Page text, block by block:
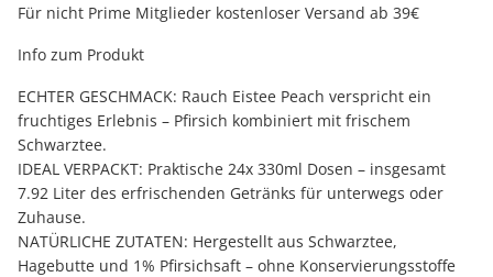
Für nicht Prime Mitglieder kostenloser Versand ab 39€
Info zum Produkt
ECHTER GESCHMACK: Rauch Eistee Peach verspricht ein
fruchtiges Erlebnis – Pfirsich kombiniert mit frischem
Schwarztee.
IDEAL VERPACKT: Praktische 24x 330ml Dosen – insgesamt
7.92 Liter des erfrischenden Getränks für unterwegs oder
Zuhause.
NATÜRLICHE ZUTATEN: Hergestellt aus Schwarztee,
Hagebutte und 1% Pfirsichsaft – ohne Konservierungsstoffe